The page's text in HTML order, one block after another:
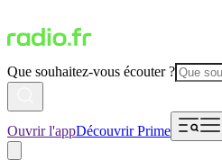
Que souhaitez-vous écouter ?
Ouvrir l'appDécouvrir Prime